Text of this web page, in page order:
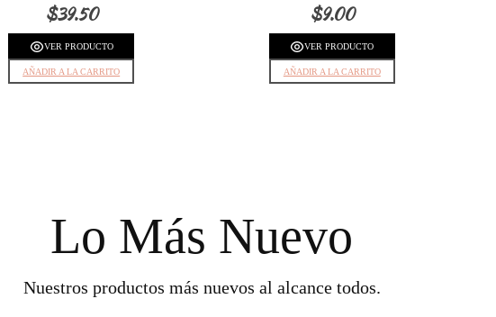
$39.50
VER PRODUCTO
AÑADIR A LA CARRITO
$9.00
VER PRODUCTO
AÑADIR A LA CARRITO
Lo Más Nuevo
Nuestros productos más nuevos al alcance todos.